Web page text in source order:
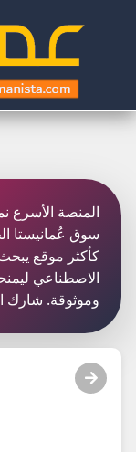
المنصة الأسرع
سوق عُمانيستا
كأكثر موقع
الاصطناعي
وموثوقة. شارك